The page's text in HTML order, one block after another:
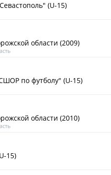
(U-15)
области (2009)
по футболу" (U-15)
области (2010)
15)